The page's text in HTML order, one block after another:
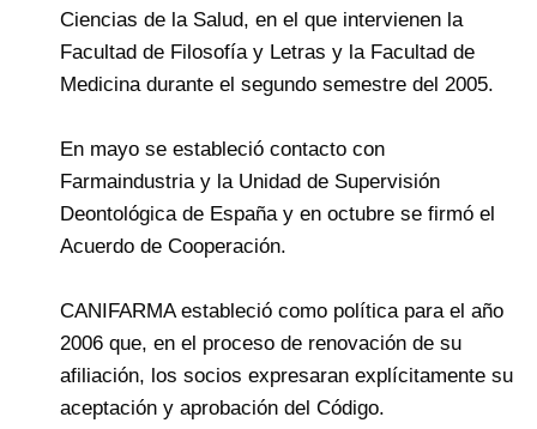
Ciencias de la Salud, en el que intervienen la
Facultad de Filosofía y Letras y la Facultad de
Medicina durante el segundo semestre del 2005.
En mayo se estableció contacto con
Farmaindustria y la Unidad de Supervisión
Deontológica de España y en octubre se firmó el
Acuerdo de Cooperación.
CANIFARMA estableció como política para el año
2006 que, en el proceso de renovación de su
afiliación, los socios expresaran explícitamente su
aceptación y aprobación del Código.